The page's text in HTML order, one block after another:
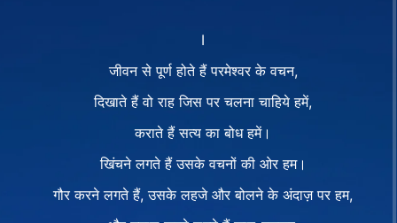
I
जीवन से पूर्ण होते हैं परमेश्वर के वचन,
दिखाते हैं वो राह जिस पर चलना चाहिये हमें,
कराते हैं सत्य का बोध हमें।
खिंचने लगते हैं उसके वचनों की ओर हम।
गौर करने लगते हैं, उसके लहजे और बोलने के अंदाज़ पर हम,